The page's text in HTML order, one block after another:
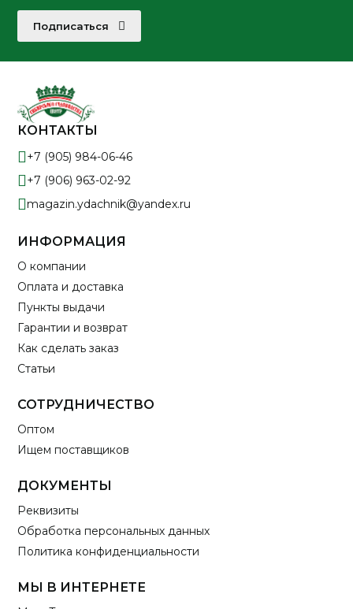
Подписаться
КОНТАКТЫ
+7 (905) 984-06-46
+7 (906) 963-02-92
magazin.ydachnik@yandex.ru
ИНФОРМАЦИЯ
О компании
Оплата и доставка
Пункты выдачи
Гарантии и возврат
Как сделать заказ
Статьи
СОТРУДНИЧЕСТВО
Оптом
Ищем поставщиков
ДОКУМЕНТЫ
Реквизиты
Обработка персональных данных
Политика конфиденциальности
МЫ В ИНТЕРНЕТЕ